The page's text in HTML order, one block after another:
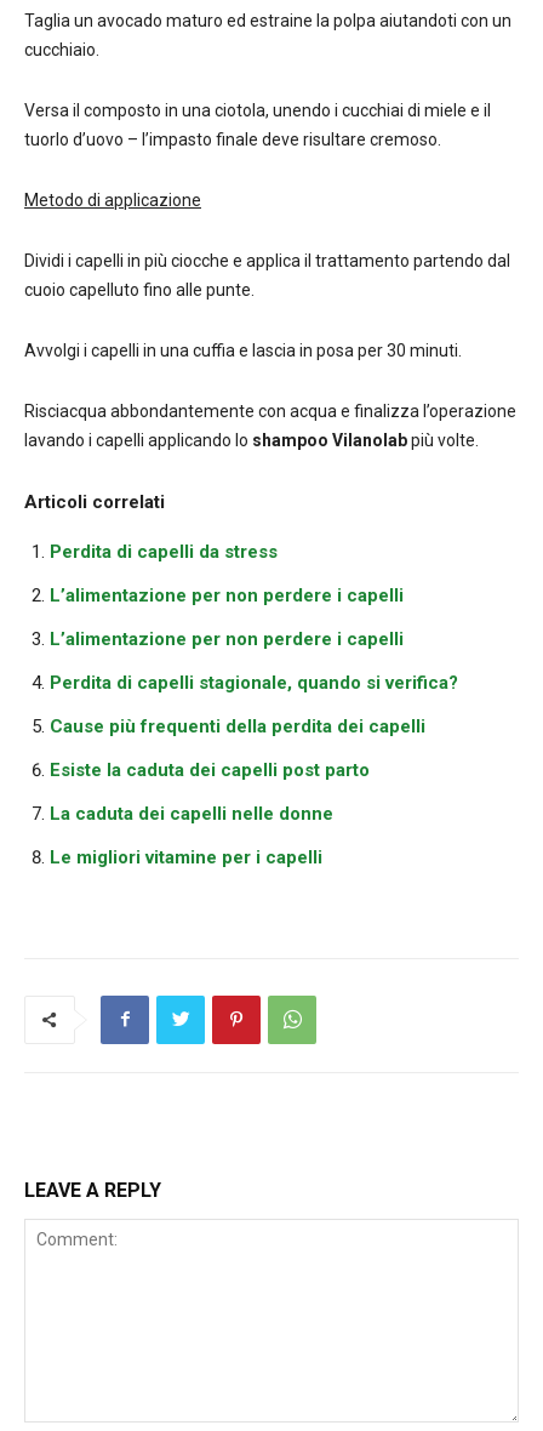
Taglia un avocado maturo ed estraine la polpa aiutandoti con un
cucchiaio.
Versa il composto in una ciotola, unendo i cucchiai di miele e il
tuorlo d’uovo – l’impasto finale deve risultare cremoso.
Metodo di applicazione
Dividi i capelli in più ciocche e applica il trattamento partendo dal
cuoio capelluto fino alle punte.
Avvolgi i capelli in una cuffia e lascia in posa per 30 minuti.
Risciacqua abbondantemente con acqua e finalizza l’operazione
lavando i capelli applicando lo shampoo Vilanolabpiù volte.
Articoli correlati
Perdita di capelli da stress
L’alimentazione per non perdere i capelli
L’alimentazione per non perdere i capelli
Perdita di capelli stagionale, quando si verifica?
Cause più frequenti della perdita dei capelli
Esiste la caduta dei capelli post parto
La caduta dei capelli nelle donne
Le migliori vitamine per i capelli
LEAVE A REPLY